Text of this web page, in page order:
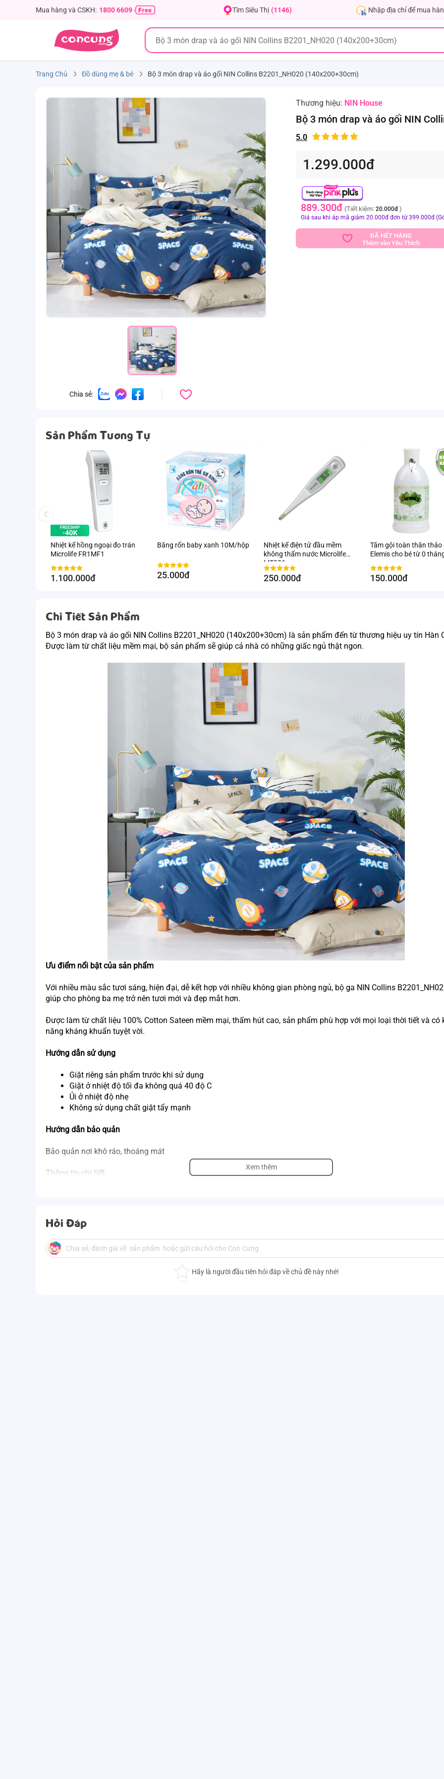
Mua hàng và CSKH: 1800 6609 Tìm Siêu Thị (1146) Nhập địa chỉ để mua
Trang Chủ Đồ dùng mẹ & bé Bộ 3 món drap và áo gối NIN Collins B2201_NH020 (140x200+30cm)
Chia sẻ:
Thương hiệu: NIN House
Bộ 3 món drap và áo gối NIN
5.0
1.299.000đ
889.300đ (Tiết kiệm: 20.000đ )
Giá sau khi áp mã giảm 20.000đ đơn từ 399.000đ
ĐÃ HẾT HÀNG
Thêm vào Yêu Thích
Sản Phẩm Tương Tự
Nhiệt kế hồng ngoại đo trán
Microlife FR1MF1
1.100.000đ
Băng rốn baby xanh 10M/hộp
25.000đ
Nhiệt kế điện tử đầu mềm
không thấm nước Microlife
MT550
250.000đ
Tắm gội toàn thân thảo
Elemis cho bé từ 0
150.000đ
Chi Tiết Sản Phẩm
Bộ 3 món drap và áo gối NIN Collins B2201_NH020 (140x200+30cm) là sản phẩm đến từ thương hiệu uy tín Hàn
Được làm từ chất liệu mềm mại, bộ sản phẩm sẽ giúp cả nhà có những giấc ngủ thật ngon.
Ưu điểm nổi bật của sản phẩm
Với nhiều màu sắc tươi sáng, hiện đại, dễ kết hợp với nhiều không gian phòng ngủ, bộ ga NIN Collins
giúp cho phòng ba mẹ trở nên tươi mới và đẹp mắt hơn.
Được làm từ chất liệu 100% Cotton Sateen mềm mại, thấm hút cao, sản phẩm phù hợp với mọi loại thời tiết và có
năng kháng khuẩn tuyệt vời.
Hướng dẫn sử dụng
Giặt riêng sản phẩm trước khi sử dụng
Giặt ở nhiệt độ tối đa không quá 40 độ C
Ủi ở nhiệt độ nhẹ
Không sử dụng chất giặt tẩy mạnh
Hướng dẫn bảo quản
Bảo quản nơi khô ráo, thoáng mát
Thông tin chi tiết
Khối lượng: 1kg
Chất liệu: 100% Cotton Sateen
Kích thước: 140x200+30cm
Xem thêm
Hỏi Đáp
Hãy là người đầu tiên hỏi đáp về chủ đề này nhé!